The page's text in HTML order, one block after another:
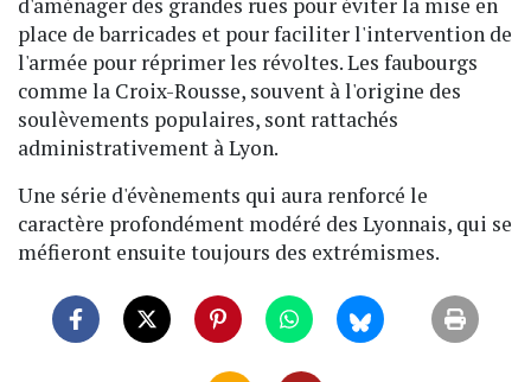
d'aménager des grandes rues pour éviter la mise en
place de barricades et pour faciliter l'intervention de
l'armée pour réprimer les révoltes. Les faubourgs
comme la Croix-Rousse, souvent à l'origine des
soulèvements populaires, sont rattachés
administrativement à Lyon.
Une série d'évènements qui aura renforcé le
caractère profondément modéré des Lyonnais, qui se
méfieront ensuite toujours des extrémismes.